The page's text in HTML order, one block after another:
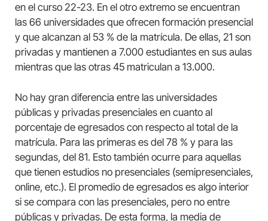
en el curso 22-23. En el otro extremo se encuentran
las 66 universidades que ofrecen formación presencial
y que alcanzan al 53 % de la matrícula. De ellas, 21 son
privadas y mantienen a 7.000 estudiantes en sus aulas
mientras que las otras 45 matriculan a 13.000.
No hay gran diferencia entre las universidades
públicas y privadas presenciales en cuanto al
porcentaje de egresados con respecto al total de la
matrícula. Para las primeras es del 78 % y para las
segundas, del 81. Esto también ocurre para aquellas
que tienen estudios no presenciales (semipresenciales,
online, etc.). El promedio de egresados es algo interior
si se compara con las presenciales, pero no entre
públicas y privadas. De esta forma, la media de